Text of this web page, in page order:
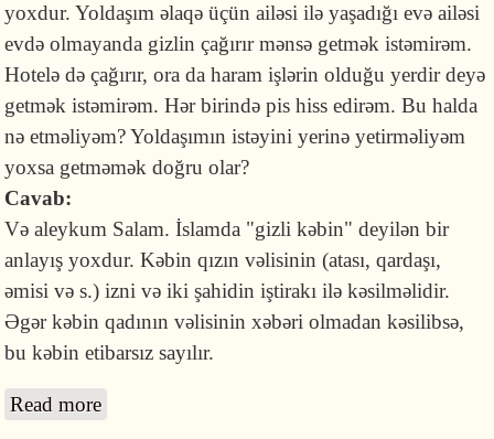
yoxdur. Yoldaşım əlaqə üçün ailəsi ilə yaşadığı evə ailəsi
evdə olmayanda gizlin çağırır mənsə getmək istəmirəm.
Hotelə də çağırır, ora da haram işlərin olduğu yerdir deyə
getmək istəmirəm. Hər birində pis hiss edirəm. Bu halda
nə etməliyəm? Yoldaşımın istəyini yerinə yetirməliyəm
yoxsa getməmək doğru olar?
Cavab:
Və aleykum Salam. İslamda "gizli kəbin" deyilən bir
anlayış yoxdur. Kəbin qızın vəlisinin (atası, qardaşı,
əmisi və s.) izni və iki şahidin iştirakı ilə kəsilməlidir.
Əgər kəbin qadının vəlisinin xəbəri olmadan kəsilibsə,
bu kəbin etibarsız sayılır.
Read more